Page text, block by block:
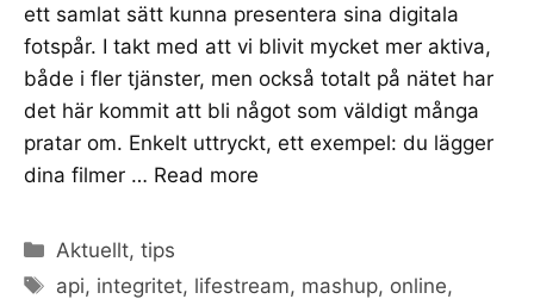
ett samlat sätt kunna presentera sina digitala
fotspår. I takt med att vi blivit mycket mer aktiva,
både i fler tjänster, men också totalt på nätet har
det här kommit att bli något som väldigt många
pratar om. Enkelt uttryckt, ett exempel: du lägger
dina filmer … Read more
Categories
Aktuellt,tips
Tags
api, integritet, lifestream, mashup, online,